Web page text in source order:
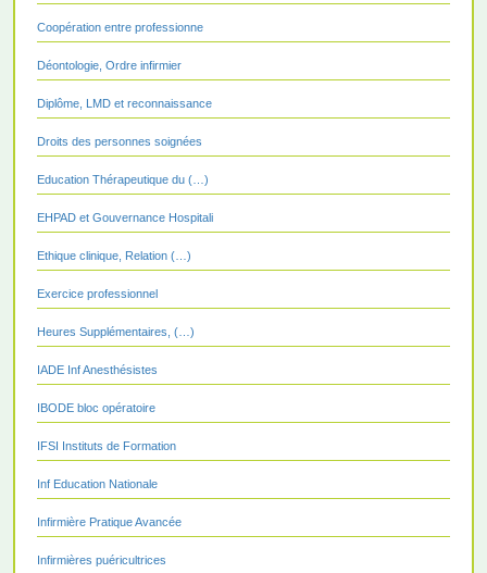
Coopération entre professionne
Déontologie, Ordre infirmier
Diplôme, LMD et reconnaissance
Droits des personnes soignées
Education Thérapeutique du (…)
EHPAD et Gouvernance Hospitali
Ethique clinique, Relation (…)
Exercice professionnel
Heures Supplémentaires, (…)
IADE Inf Anesthésistes
IBODE bloc opératoire
IFSI Instituts de Formation
Inf Education Nationale
Infirmière Pratique Avancée
Infirmières puéricultrices